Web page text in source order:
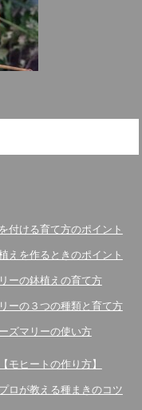
付ける育て方のポイント
えを作るときのポイント
ーの鉢植えの育て方
ーの３つの種類と育て方
ズマリーの使い方
モヒートの作り方】
ロが教える種まきのコツ